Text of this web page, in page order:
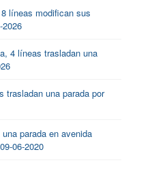
líneas modifican sus
2026
4 líneas trasladan una
trasladan una parada por
parada en avenida
06-2020